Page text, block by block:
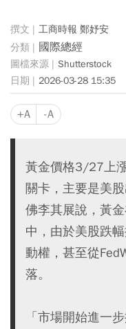
工商時報 鄭妤安
國際總經
Shutterstock
2026-03-28 15:35
+A -A
黃金價格3/27上
關卡，主要是美
佛李其展說，黃
中，由於美股跌
動權，甚至從
落。
「市場開始進一